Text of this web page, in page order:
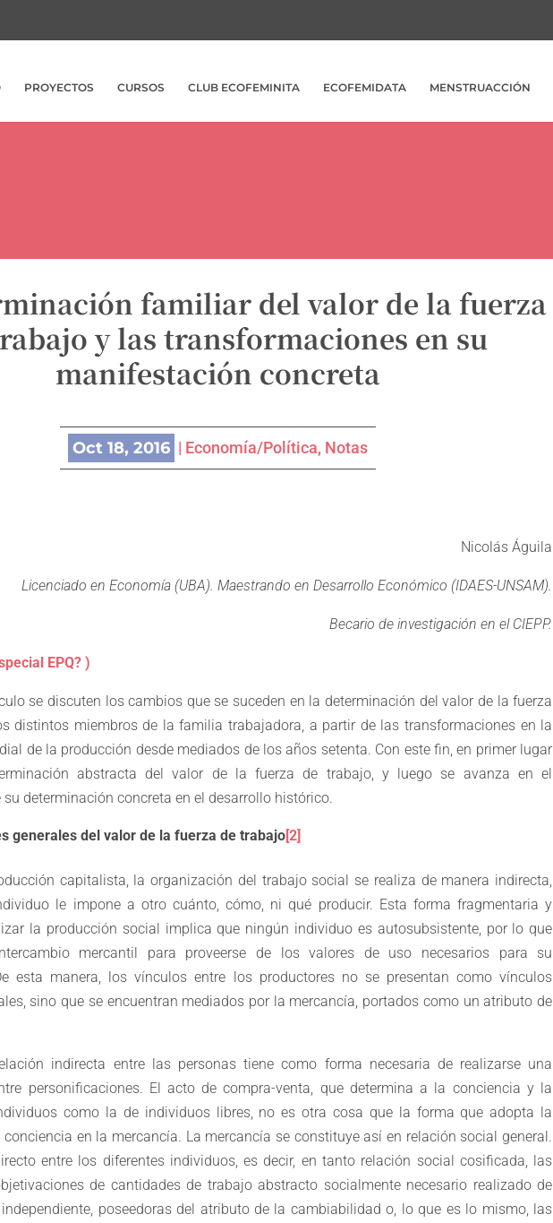
PROYECTOS CURSOS CLUB ECOFEMINITA ECOFEMIDATA MENSTRUACCIÓN
familiar del valor de la fuerza
y las transformaciones en su
manifestación concreta
Oct 18, 2016 | Economía/Política, Notas
Nicolás Águila
Licenciado en Economía (UBA). Maestrando en Desarrollo Económico (IDAES-UNSAM).
Becario de investigación en el CIEPP.
EPQ? )
se discuten los cambios que se suceden en la determinación del valor de la fuerza
distintos miembros de la familia trabajadora, a partir de las transformaciones en la
de la producción desde mediados de los años setenta. Con este fin, en primer lugar
abstracta del valor de la fuerza de trabajo, y luego se avanza en el
determinación concreta en el desarrollo histórico.
generales del valor de la fuerza de trabajo[2]
capitalista, la organización del trabajo social se realiza de manera indirecta,
le impone a otro cuánto, cómo, ni qué producir. Esta forma fragmentaria y
la producción social implica que ningún individuo es autosubsistente, por lo que
mercantil para proveerse de los valores de uso necesarios para su
esta manera, los vínculos entre los productores no se presentan como vínculos
sino que se encuentran mediados por la mercancía, portados como un atributo de
indirecta entre las personas tiene como forma necesaria de realizarse una
personificaciones. El acto de compra-venta, que determina a la conciencia y la
como la de individuos libres, no es otra cosa que la forma que adopta la
en la mercancía. La mercancía se constituye así en relación social general.
entre los diferentes individuos, es decir, en tanto relación social cosificada, las
de cantidades de trabajo abstracto socialmente necesario realizado de
poseedoras del atributo de la cambiabilidad o, lo que es lo mismo, las